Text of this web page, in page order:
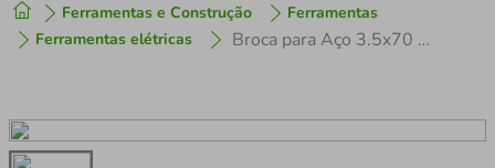
Ferramentas e Construção
Ferramentas
Ferramentas elétricas
Broca para Aço 3.5x70 mm DIN 338
1º tenis
3º